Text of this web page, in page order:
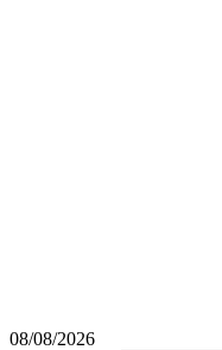
08/08/2026